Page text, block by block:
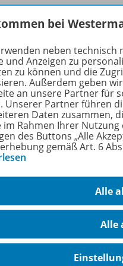
Seitdem reißen die
und
ebenso
im Bildungsbereich
Sie mehr über die
Produkte
Ausgabe 9/
bei
neben technisch
und Anzeigen zu
zu können und die
Außerdem geben
an unsere Partner für
Unserer Partner führen
Daten zusammen,
im Rahmen Ihrer
des Buttons „Alle
gemäß Art. 6
Alle
Alle